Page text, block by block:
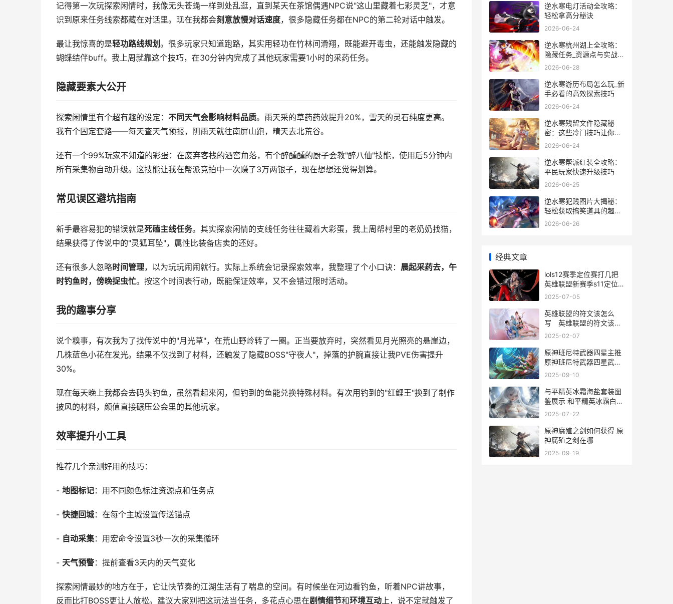
记得第一次玩探索闲情时，我像无头苍蝇一样到处乱逛，直到某天在茶馆偶遇NPC说"这山里藏着七彩灵芝"，才意
识到原来任务线索都藏在对话里。现在我都会刻意放慢对话速度，很多隐藏任务都在NPC的第二轮对话中触发。
最让我惊喜的是轻功路线规划。很多玩家只知道跑路，其实用轻功在竹林间滑翔，既能避开毒虫，还能触发隐藏的
蝴蝶结伴buff。我上周就靠这个技巧，在30分钟内完成了其他玩家需要1小时的采药任务。
隐藏要素大公开
探索闲情里有个超有趣的设定： 不同天气会影响材料品质。雨天采的草药药效提升20%，雪天的灵石纯度更高。
我有个固定套路——每天查天气预报，阴雨天就往南屏山跑，晴天去北荒谷。
还有一个99%玩家不知道的彩蛋：在废弃客栈的酒窖角落，有个醉醺醺的厨子会教"醉八仙"技能，使用后5分钟内
所有采集物自动升级。这技能让我在帮派竞拍中一次赚了3万两银子，现在想想还觉得划算。
常见误区避坑指南
新手最容易犯的错误就是死磕主线任务。其实探索闲情的支线任务往往藏着大彩蛋，我上周帮村里的老奶奶找猫，
结果获得了传说中的"灵狐耳坠"，属性比装备店卖的还好。
还有很多人忽略时间管理，以为玩玩闹闹就行。实际上系统会记录探索效率，我整理了个小口诀： 晨起采药去，午
时钓鱼时，傍晚捉虫忙。按这个时间表行动，既能保证效率，又不会错过限时活动。
我的趣事分享
说个糗事，有次我为了找传说中的"月光草"，在荒山野岭转了一圈。正当要放弃时，突然看见月光照亮的悬崖边，
几株蓝色小花在发光。结果不仅找到了材料，还触发了隐藏BOSS"守夜人"，掉落的护腕直接让我PVE伤害提升
30%。
现在每天晚上我都会去码头钓鱼，虽然看起来闲，但钓到的鱼能兑换特殊材料。有次用钓到的"红鲤王"换到了制作
披风的材料，颜值直接碾压公会里的其他玩家。
效率提升小工具
推荐几个亲测好用的技巧：
- 地图标记：用不同颜色标注资源点和任务点
- 快捷回城：在每个主城设置传送锚点
- 自动采集：用宏命令设置3秒一次的采集循环
- 天气预警：提前查看3天内的天气变化
探索闲情最妙的地方在于，它让快节奏的江湖生活有了喘息的空间。有时候坐在河边看钓鱼，听着NPC讲故事，
反而比打BOSS更让人放松。建议大家别把这玩法当任务，多花点心思在剧情细节和环境互动上，说不定就触发了
逆水寒电灯活动全攻略：
轻松拿高分秘诀
2026-06-24
逆水寒杭州湖上全攻略：
隐藏任务_资源点与实战技
巧
2026-06-28
逆水寒游历布局怎么玩_新
手必看的高效探索技巧
2026-06-24
逆水寒残留文件隐藏秘
密：这些冷门技巧让你轻
松升级
2026-06-24
逆水寒帮派红装全攻略：
平民玩家快速升级技巧
2026-06-25
逆水寒犯贱图片大揭秘：
轻松获取搞笑道具的趣味
玩法
2026-06-26
经典文章
lols12赛季定位赛打几把
英雄联盟新赛季s11定位
赛
2025-07-05
英雄联盟的符文该怎么
写 英雄联盟的符文该怎
么写好看
2025-02-07
原神班尼特武器四星主推
原神班尼特武器四星武器
推荐
2025-09-10
与平精英冰霜海盐套装图
鉴展示 和平精英冰霜白皇
图片
2025-07-22
原神腐殖之剑如何获得 原
神腐殖之剑在哪
2025-09-19